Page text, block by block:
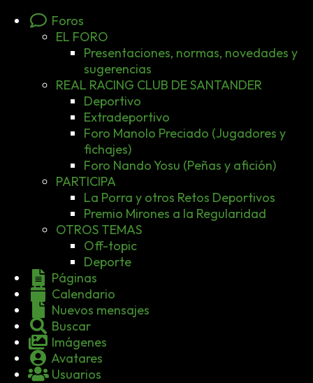
Foros
EL FORO
Presentaciones, normas, novedades y
sugerencias
REAL RACING CLUB DE SANTANDER
Deportivo
Extradeportivo
Foro Manolo Preciado (Jugadores y
fichajes)
Foro Nando Yosu (Peñas y afición)
PARTICIPA
La Porra y otros Retos Deportivos
Premio Mirones a la Regularidad
OTROS TEMAS
Off-topic
Deporte
Páginas
Calendario
Nuevos mensajes
Buscar
Imágenes
Avatares
Usuarios